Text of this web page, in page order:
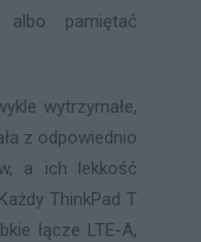
pamiętać
wytrzymałe,
z odpowiednio
a ich lekkość
ThinkPad T
łącze LTE-A,